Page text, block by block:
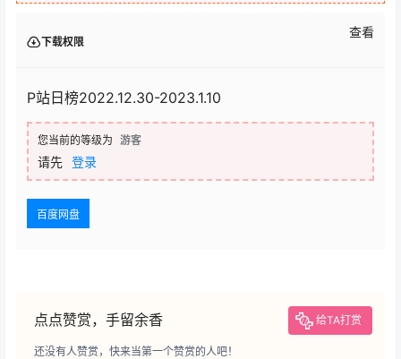
下载权限
查看
P站日榜2022.12.30-2023.1.10
您当前的等级为 游客
请先 登录
百度网盘
点点赞赏，手留余香 给TA打赏
还没有人赞赏，快来当第一个赞赏的人吧！